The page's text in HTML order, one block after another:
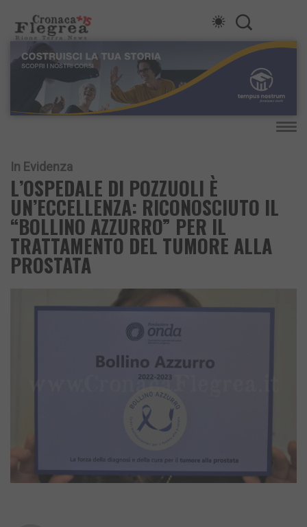
In Evidenza
L’OSPEDALE DI POZZUOLI È
UN’ECCELLENZA: RICONOSCIUTO IL
“BOLLINO AZZURRO” PER IL
TRATTAMENTO DEL TUMORE ALLA
PROSTATA​